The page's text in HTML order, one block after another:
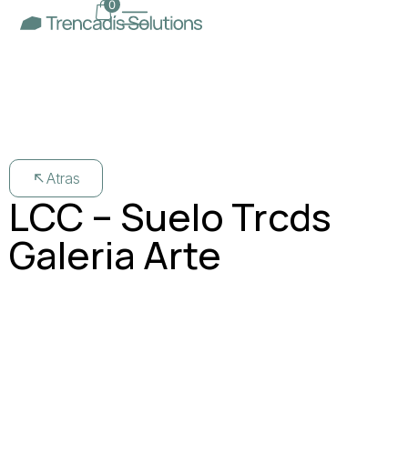
0
Atras
LCC – Suelo Trcds
Galeria Arte